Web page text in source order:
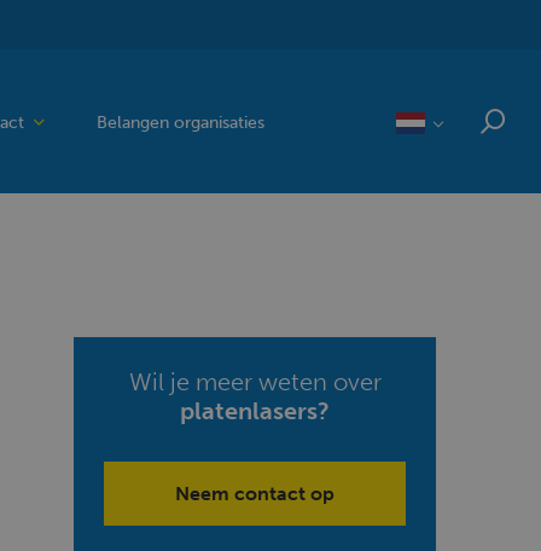
Belangen organisaties
Wil je meer weten over
platenlasers?
Neem contact op